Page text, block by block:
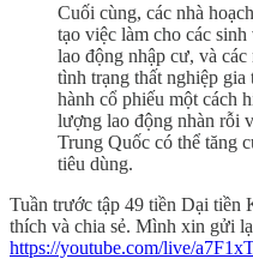
Cuối cùng, các nhà
tạo việc làm cho các
lao động nhập cư, và
tình trạng thất nghiệp gia
hành cổ phiếu một cách
lượng lao động nhàn rỗi
Trung Quốc có thể tăng
tiêu dùng.
Tuần trước tập 49 tiền Dại tiền
thích và chia sẻ. Mình xin gửi
https://youtube.com/live/